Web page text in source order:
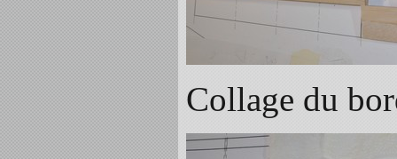
Collage du